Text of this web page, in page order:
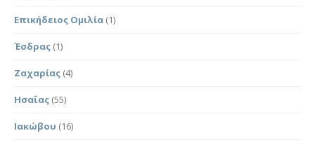
Επικήδειος Ομιλία (1)
Έσδρας (1)
Ζαχαρίας (4)
Ησαΐας (55)
Ιακώβου (16)